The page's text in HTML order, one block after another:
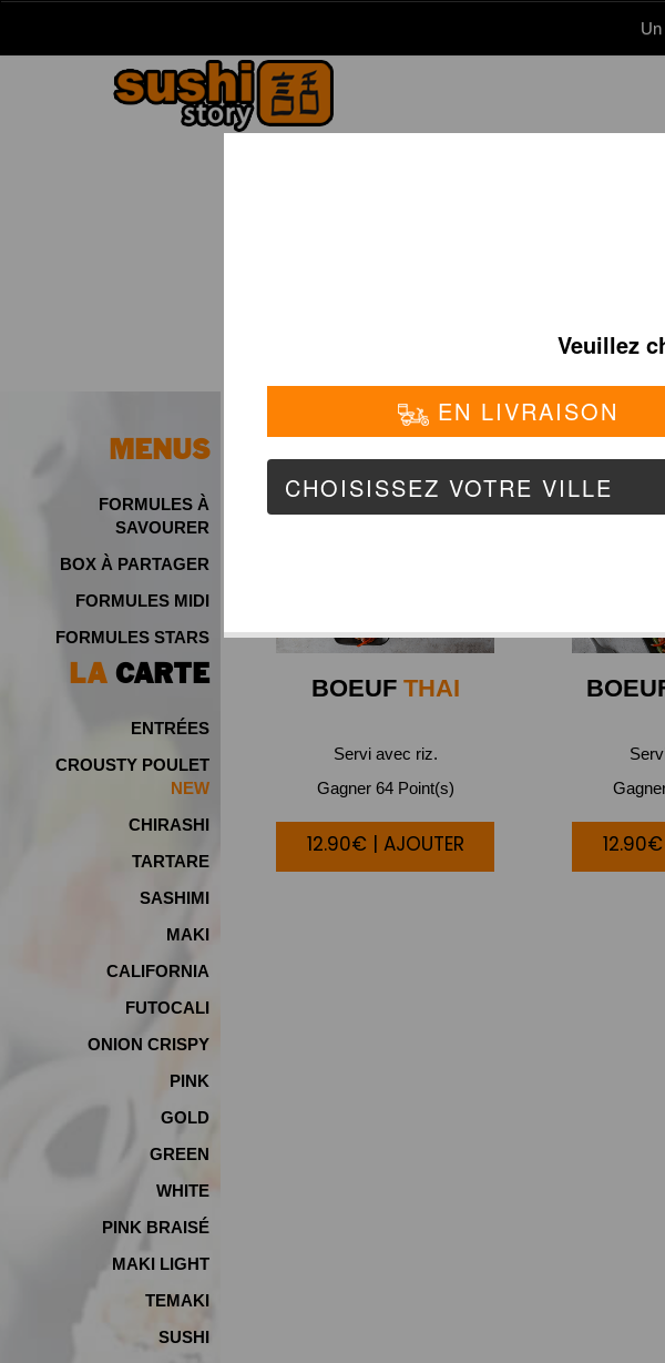
MENUS
FORMULES À
SAVOURER
BOX À PARTAGER
FORMULES MIDI
FORMULES STARS
LA CARTE
ENTRÉES
CROUSTY POULET
NEW
CHIRASHI
TARTARE
SASHIMI
MAKI
CALIFORNIA
FUTOCALI
ONION CRISPY
PINK
GOLD
GREEN
WHITE
PINK BRAISÉ
MAKI LIGHT
TEMAKI
SUSHI
PLATS
BOEUFTHAI
Servi avec riz.
Gagner 64 Point(s)
12.90€ | AJOUTER 12.90€